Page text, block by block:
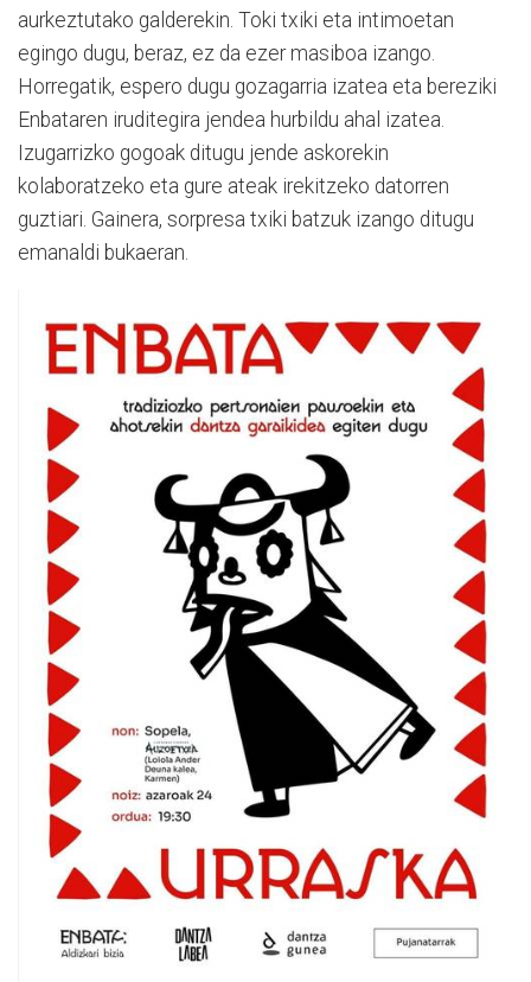
aurkeztutako galderekin. Toki txiki eta intimoetan
egingo dugu, beraz, ez da ezer masiboa izango.
Horregatik, espero dugu gozagarria izatea eta bereziki
Enbataren iruditegira jendea hurbildu ahal izatea.
Izugarrizko gogoak ditugu jende askorekin
kolaboratzeko eta gure ateak irekitzeko datorren
guztiari. Gainera, sorpresa txiki batzuk izango ditugu
emanaldi bukaeran.